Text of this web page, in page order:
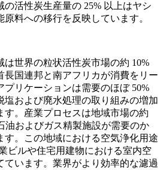
活性炭生産量の 25% 以上はヤシ
料への移行を反映しています。
世界の粒状活性炭市場の約 10%
長国連邦と南アフリカが消費をリー
プリケーションは需要のほぼ 50%
塩および廃水処理の取り組みの増加
す。産業プロセスは地域市場の約
油およびガス精製施設が需要のか
す。この地域における空気浄化用途
ビルや住宅用建物における室内空
ています。業界がより効率的な濾過